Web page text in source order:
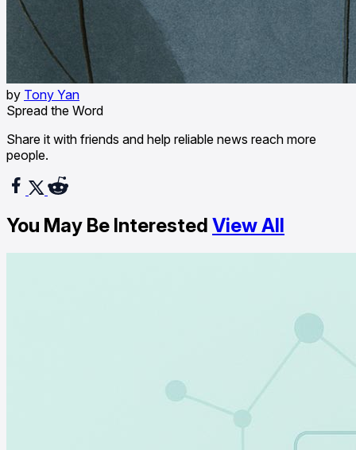
by Tony Yan
Spread the Word
Share it with friends and help reliable news reach more
people.
You May Be Interested View All